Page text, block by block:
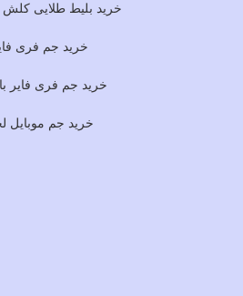
خرید بلیط طلایی کلش
خرید جم فری
خرید جم فری فایر
خرید جم موبایل